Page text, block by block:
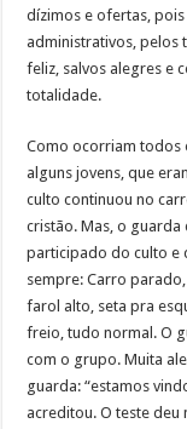
dízimos e ofertas,
administrativos, pelos
feliz, salvos alegres e
totalidade.
Como ocorriam todos
alguns jovens, que
culto continuou no
cristão. Mas, o guarda
participado do culto e
sempre: Carro
farol alto, seta pra
freio, tudo normal. O
com o grupo. Muita
guarda: “estamos
acreditou. O teste